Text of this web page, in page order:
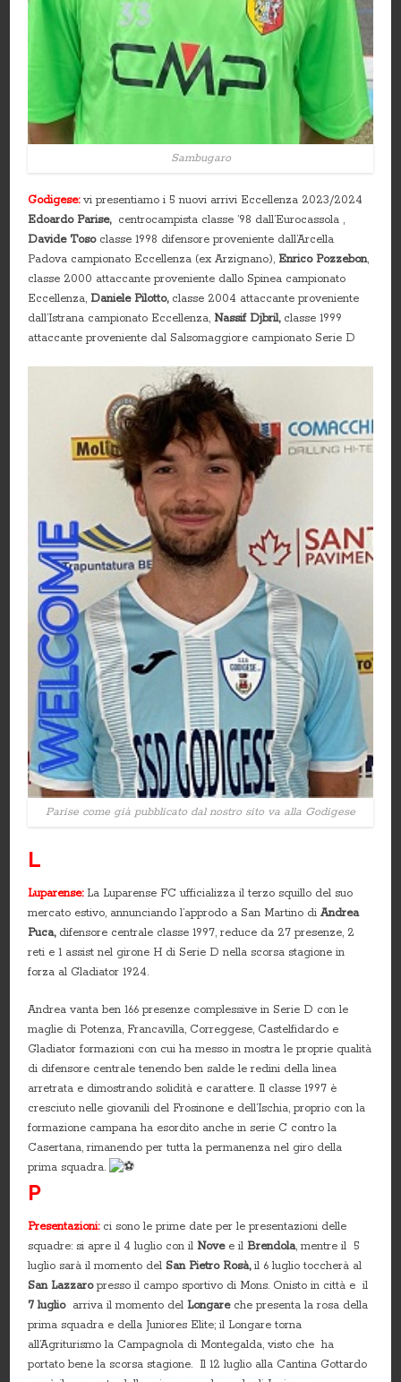
Sambugaro
Godigese: vi presentiamo i 5 nuovi arrivi Eccellenza 2023/2024
Edoardo Parise, centrocampista classe ’98 dall’Eurocassola ,
Davide Tosoclasse 1998 difensore proveniente dall’Arcella
Padova campionato Eccellenza (ex Arzignano),Enrico Pozzebon,
classe 2000 attaccante proveniente dallo Spinea campionato
Eccellenza, Daniele Pilotto,classe 2004 attaccante proveniente
dall’Istrana campionato Eccellenza,Nassif Djbril,classe 1999
attaccante proveniente dal Salsomaggiore campionato Serie D
Parise come già pubblicato dal nostro sito va alla Godigese
L
Luparense: La Luparense FC ufficializza il terzo squillo del suo
mercato estivo, annunciando l’approdo a San Martino diAndrea
Puca,difensore centrale classe 1997, reduce da 27 presenze, 2
reti e 1 assist nel girone H di Serie D nella scorsa stagione in
forza al Gladiator 1924.
Andrea vanta ben 166 presenze complessive in Serie D con le
maglie di Potenza, Francavilla, Correggese, Castelfidardo e
Gladiator formazioni con cui ha messo in mostra le proprie qualità
di difensore centrale tenendo ben salde le redini della linea
arretrata e dimostrando solidità e carattere. Il classe 1997 è
cresciuto nelle giovanili del Frosinone e dell’Ischia, proprio con la
formazione campana ha esordito anche in serie C contro la
Casertana, rimanendo per tutta la permanenza nel giro della
prima squadra.
P
Presentazioni: ci sono le prime date per le presentazioni delle
squadre: si apre il 4 luglio con ilNovee ilBrendola, mentre il 5
luglio sarà il momento del San Pietro Rosà,il 6 luglio toccherà al
San Lazzaropresso il campo sportivo di Mons. Onisto in città e il
7 luglioarriva il momento delLongareche presenta la rosa della
prima squadra e della Juniores Elite; il Longare torna
all’Agriturismo la Campagnola di Montegalda, visto che ha
portato bene la scorsa stagione. Il 12 luglio alla Cantina Gottardo